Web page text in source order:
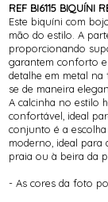
REF BI6115 BIQUÍNI
Este biquíni com
mão do estilo. A
proporcionando
garantem conforto
detalhe em metal
se de maneira
A calcinha no estilo
confortável, ideal
conjunto é a
moderno, ideal
praia ou à beira da
- As cores da foto